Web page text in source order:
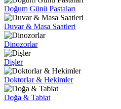
Doğum Günü Pastaları
Duvar & Masa Saatleri
Dinozorlar
Dişler
Doktorlar & Hekimler
Doğa & Tabiat